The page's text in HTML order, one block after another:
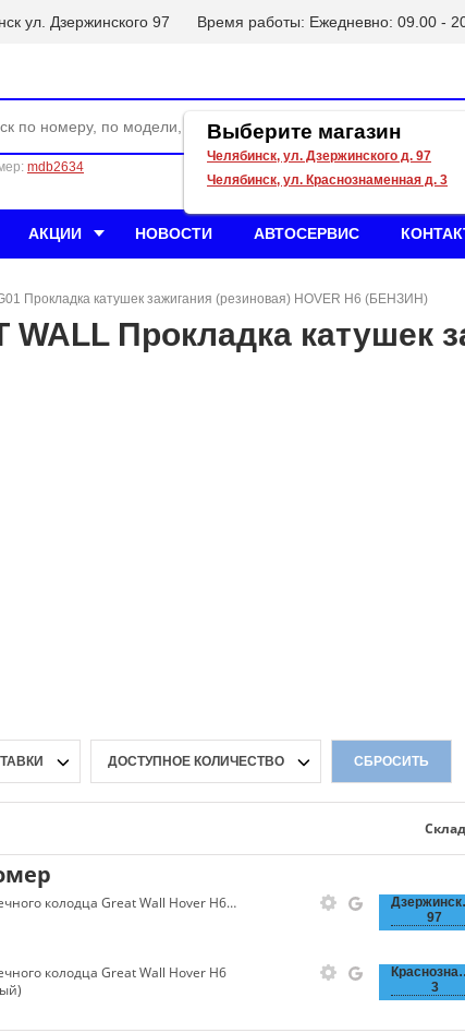
ул. Дзержинского 97 Время работы: Ежедневно: 09.00 -
mdb2634
АКЦИИ НОВОСТИ АВТОСЕРВИС
Прокладка катушек зажигания (резиновая) HOVER H6 (БЕНЗИН)
WALL Прокладка катушек
ДОСТУПНОЕ КОЛИЧЕСТВО СБРОСИТЬ
Склад
Прокладка свечного колодца Great Wall Hover H6 1.5T (резиновый)
97
колодца Great Wall Hover H6
3
Выберите магазин
Челябинск, ул. Дзержинского д. 97
Челябинск, ул. Краснознаменная д. 3